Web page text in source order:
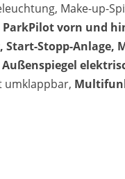
Make-up-
ParkPilot vorn und
Stopp-Anlage,
Außenspiegel
umklappbar,